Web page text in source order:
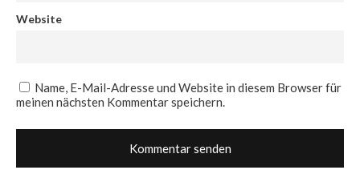
Website
Name, E-Mail-Adresse und Website in diesem Browser für
meinen nächsten Kommentar speichern.